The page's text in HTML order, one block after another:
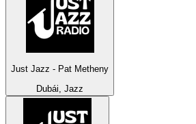
Just Jazz - Pat Metheny
Dubái, Jazz